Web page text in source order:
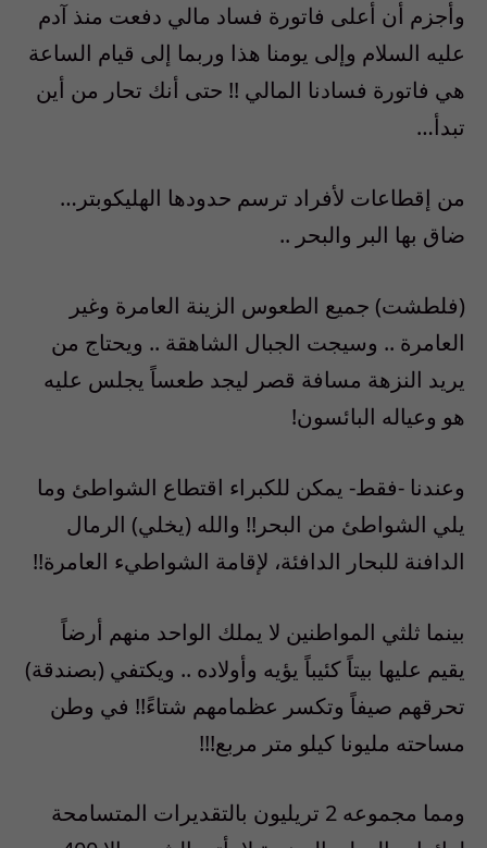
وأجزم أن أعلى فاتورة فساد مالي دفعت منذ آدم
عليه السلام وإلى يومنا هذا وربما إلى قيام الساعة
هي فاتورة فسادنا المالي !! حتى أنك تحار من أين
تبدأ…
من إقطاعات لأفراد ترسم حدودها الهليكوبتر…
ضاق بها البر والبحر ..
(فلطشت) جميع الطعوس الزينة العامرة وغير
العامرة .. وسيجت الجبال الشاهقة .. ويحتاج من
يريد النزهة مسافة قصر ليجد طعساً يجلس عليه
هو وعياله البائسون!
وعندنا -فقط- يمكن للكبراء اقتطاع الشواطئ وما
يلي الشواطئ من البحر!! والله (يخلي) الرمال
الدافنة للبحار الدافئة، لإقامة الشواطيء العامرة!!
بينما ثلثي المواطنين لا يملك الواحد منهم أرضاً
يقيم عليها بيتاً كئيباً يؤيه وأولاده .. ويكتفي (بصندقة)
تحرقهم صيفاً وتكسر عظمامهم شتاءً!! في وطن
مساحته مليونا كيلو متر مربع!!!
ومما مجموعه 2 تريليون بالتقديرات المتسامحة